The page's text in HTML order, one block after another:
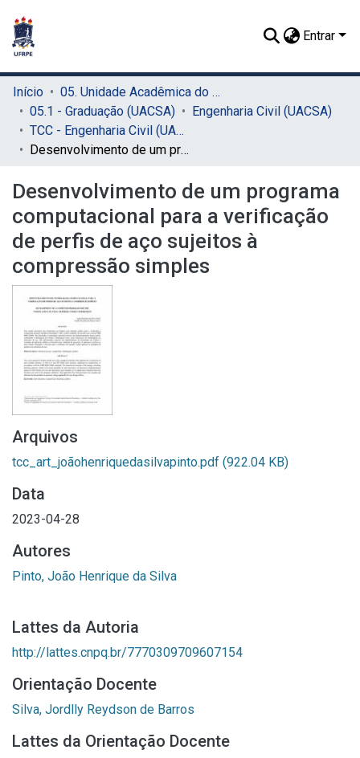
Entrar
Início
05. Unidade Acadêmica do Cabo de Santo Agostinho (UACSA)
05.1 - Graduação (UACSA)
Engenharia Civil (UACSA)
TCC - Engenharia Civil (UACSA)
Desenvolvimento de um programa computacional para a verificação de perfis de aço sujeitos à compressão simples
Desenvolvimento de um programa
computacional para a verificação
de perfis de aço sujeitos à
compressão simples
Arquivos
tcc_art_joãohenriquedasilvapinto.pdf (922.04 KB)
Data
2023-04-28
Autores
Pinto, João Henrique da Silva
Lattes da Autoria
http://lattes.cnpq.br/7770309709607154
Orientação Docente
Silva, Jordlly Reydson de Barros
Lattes da Orientação Docente